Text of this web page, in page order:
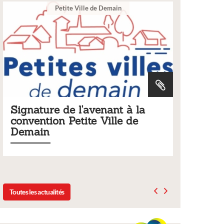
la
Tarifs 2026 des services
municipaux
Toutes les actualités